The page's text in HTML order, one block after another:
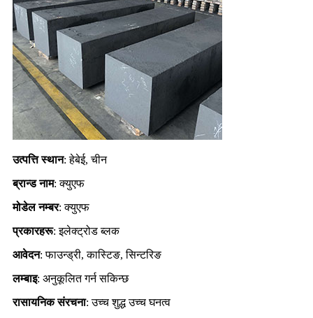
उत्पत्ति स्थान: हेबेई, चीन
ब्रान्ड नाम: क्युएफ
मोडेल नम्बर: क्युएफ
प्रकारहरू: इलेक्ट्रोड ब्लक
आवेदन: फाउन्ड्री, कास्टिङ, सिन्टरिङ
लम्बाइ: अनुकूलित गर्न सकिन्छ
रासायनिक संरचना: उच्च शुद्ध उच्च घनत्व